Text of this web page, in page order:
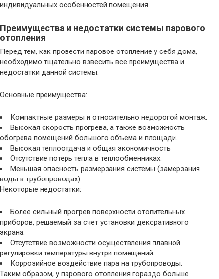
индивидуальных особенностей помещения.
Преимущества и недостатки системы парового
отопления
Перед тем, как провести паровое отопление у себя дома,
необходимо тщательно взвесить все преимущества и
недостатки данной системы.
Основные преимущества:
Компактные размеры и относительно недорогой монтаж.
Высокая скорость прогрева, а также возможность
обогрева помещений большого объема и площади.
Высокая теплоотдача и общая экономичность
Отсутствие потерь тепла в теплообменниках.
Меньшая опасность размерзания системы (замерзания
воды в трубопроводах).
Некоторые недостатки:
Более сильный прогрев поверхности отопительных
приборов, решаемый за счет установки декоративного
экрана.
Отсутствие возможности осуществления плавной
регулировки температуры внутри помещений.
Коррозийное воздействие пара на трубопроводы.
Таким образом, у парового отопления гораздо больше